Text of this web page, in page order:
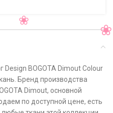
Design BOGOTA Dimout Colour
Бренд производства
Dimout, основной
по доступной цене, есть